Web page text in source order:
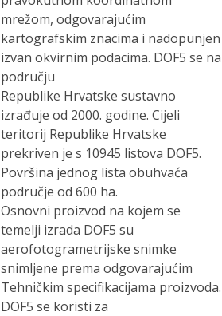
mrežom, odgovarajućim
kartografskim znacima i nadopunjen
izvan okvirnim podacima. DOF5 se na
području
Republike Hrvatske sustavno
izrađuje od 2000. godine. Cijeli
teritorij Republike Hrvatske
prekriven je s 10945 listova DOF5.
Površina jednog lista obuhvaća
područje od 600 ha.
Osnovni proizvod na kojem se
temelji izrada DOF5 su
aerofotogrametrijske snimke
snimljene prema odgovarajućim
Tehničkim specifikacijama proizvoda.
DOF5 se koristi za